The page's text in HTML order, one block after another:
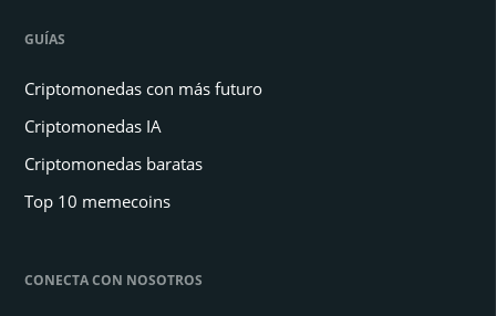
GUÍAS
Criptomonedas con más futuro
Criptomonedas IA
Criptomonedas baratas
Top 10 memecoins
CONECTA CON NOSOTROS